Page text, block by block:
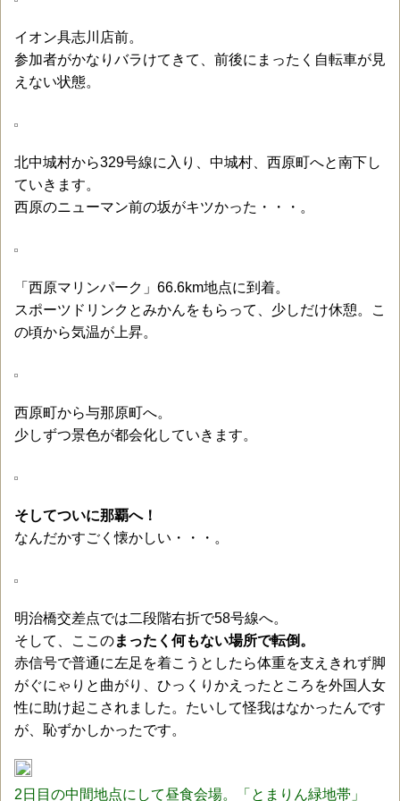
イオン具志川店前。
参加者がかなりバラけてきて、前後にまったく自転車が見
えない状態。
北中城村から329号線に入り、中城村、西原町へと南下し
ていきます。
西原のニューマン前の坂がキツかった・・・。
「西原マリンパーク」66.6km地点に到着。
スポーツドリンクとみかんをもらって、少しだけ休憩。こ
の頃から気温が上昇。
西原町から与那原町へ。
少しずつ景色が都会化していきます。
そしてついに那覇へ！
なんだかすごく懐かしい・・・。
明治橋交差点では二段階右折で58号線へ。
そして、ここのまったく何もない場所で転倒。
赤信号で普通に左足を着こうとしたら体重を支えきれず脚
がぐにゃりと曲がり、ひっくりかえったところを外国人女
性に助け起こされました。たいして怪我はなかったんです
が、恥ずかしかったです。
2日目の中間地点にして昼食会場。「とまりん緑地帯」